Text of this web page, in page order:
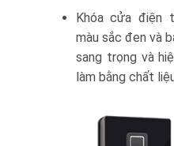
Khóa cửa điện
màu sắc đen và
sang trọng và
làm bằng chất